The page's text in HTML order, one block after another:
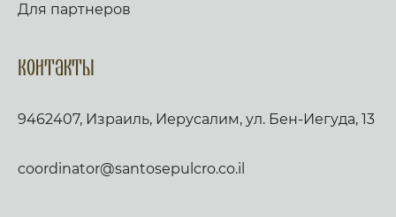
Для партнеров
Контакты
9462407, Израиль, Иерусалим, ул. Бен-Иегуда, 13
coordinator@santosepulcro.co.il